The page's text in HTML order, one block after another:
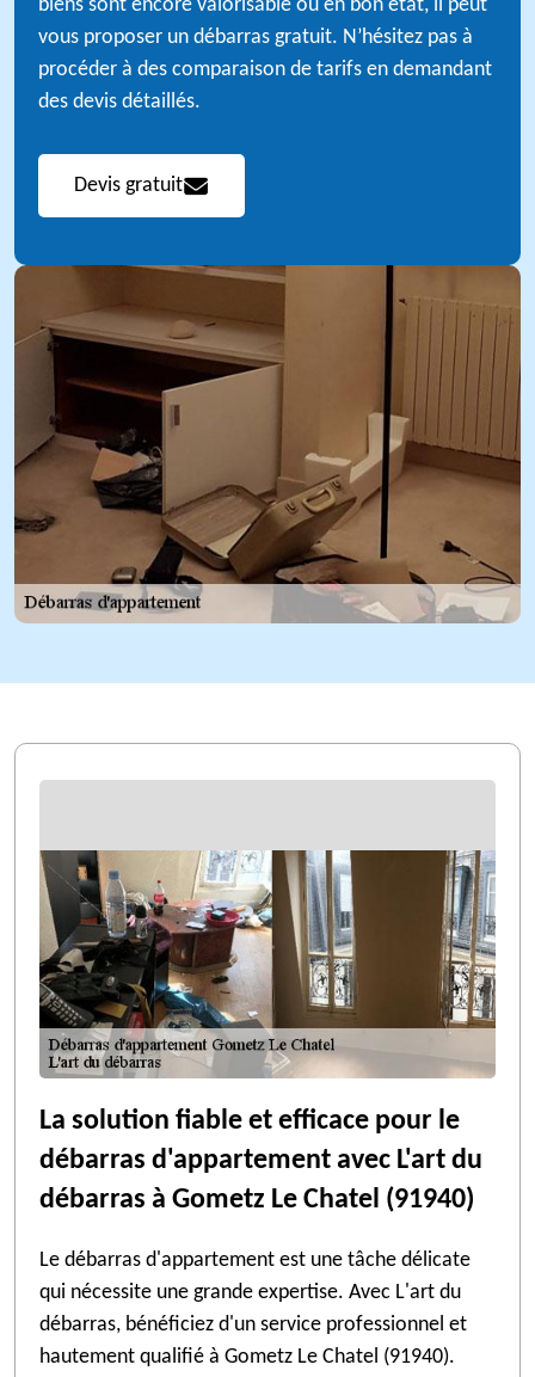
biens sont encore valorisable ou en bon état, il peut
vous proposer un débarras gratuit. N’hésitez pas à
procéder à des comparaison de tarifs en demandant
des devis détaillés.
Devis gratuit
La solution fiable et efficace pour le
débarras d'appartement avec L'art du
débarras à Gometz Le Chatel (91940)
Le débarras d'appartement est une tâche délicate
qui nécessite une grande expertise. Avec L'art du
débarras, bénéficiez d'un service professionnel et
hautement qualifié à Gometz Le Chatel (91940).